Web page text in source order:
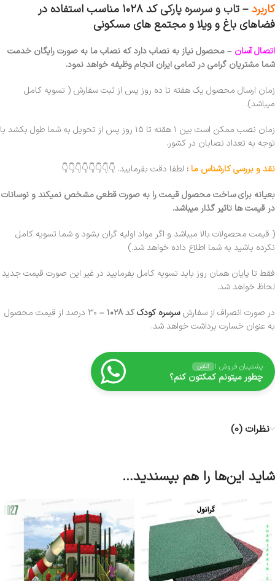
کاربرد–تاب و سرسره پارکی
کد ۱۰۲۸ مناسب استفاده در
فضاهای باغ و ویلا و مجتمع های مسکونی
اتصال آسان –محصول نیاز به نصاب دارد که نصاب ما به صورت رایگان خدمت
شما مشتریان گرامی در تمامی ایران انجام وظیفه خواهد نمود.
زمان ارسال محصول یک هفته تا ده روز پس از ثبت سفارش ( تسویه کامل
میباشد).
زمان نصب ممکن است بین ۱ هقته تا ۱۵ روز پس از تحویل به شما طول بکشد با
توجه به تعداد نصابان در کشور.
نقد و بررسی کارشناس ما : لطفا دقت بفرمایید. 👇👇👇👇👇👇👇👇
بعیانه برای ساخت محصول قیمت را به صورت قطعی مشخص نمیکند و نوسانات
در قیمت ها تاثیر گذار میباشد.
( قیمت محصولات بالا میباشد و اگر مواد اولیه گران بشود و شما تسویه کامل
نکرده باشید به شما اطلاع داده خواهد شد.)
فقط تا پایان همان روز باید تسویه کامل بفرمایید در غیر این صورت قیمت جدید
لحاظ خواهد شد.
در صورت انصراف از سفارشسرسره کودککد ۱۰۲۸ –
۳۰ درصد از قیمت محصول
به عنوان خسارت برداشت خواهد شد.
پشتیبان فروش ۱ آنلاین
چطور میتونم کمکتون کنم؟
نظرات (0)
شاید این‌ها را هم بپسندید…